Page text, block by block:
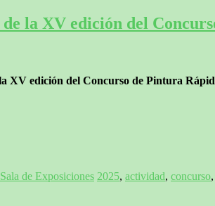
la XV edición del
XV edición del Concurso de Pintura
Sala de Exposiciones 2025, actividad, concurso,